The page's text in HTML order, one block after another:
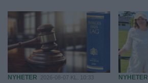
NYHETER 2026-08-07 KL. 10:33 NYHETER